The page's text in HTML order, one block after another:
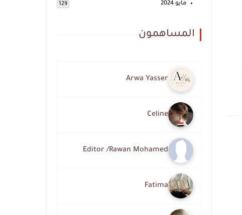
مايو 2024 129
المساهمون
Arwa Yasser
Celine
Editor /Rawan Mohamed
Fatima